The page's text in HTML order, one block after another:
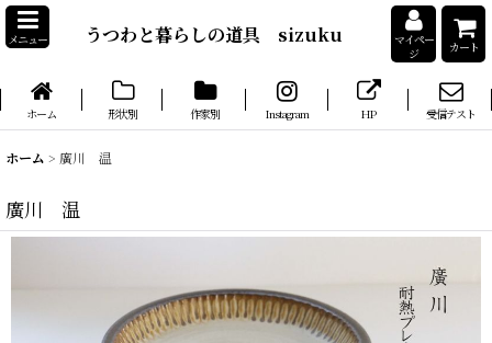
メニュー うつわと暮らしの道具 sizuku
マイペー
ジ
カート
ホーム 形状別 作家別 Instagram HP 受信テスト
ホーム > 廣川 温
廣川 温